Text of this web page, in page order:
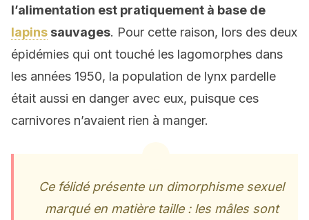
l’alimentation est pratiquement à base de
lapins sauvages. Pour cette raison, lors des deux
épidémies qui ont touché les lagomorphes dans
les années 1950, la population de lynx pardelle
était aussi en danger avec eux, puisque ces
carnivores n’avaient rien à manger.
Ce félidé présente un dimorphisme sexuel
marqué en matière taille : les mâles sont